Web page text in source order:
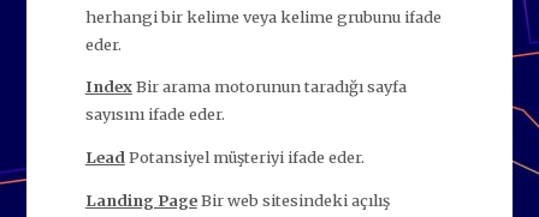
herhangi bir kelime veya kelime grubunu ifade
eder.
IndexBir arama motorunun taradığı sayfa
sayısını ifade eder.
LeadPotansiyel müşteriyi ifade eder.
Landing PageBir web sitesindeki açılış